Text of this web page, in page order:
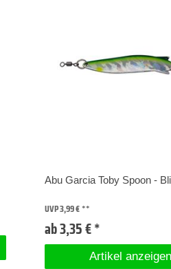
Abu Garcia Toby Spoon -
UVP 3,99 €
ab 3,35 € *
Artikel anzeigen